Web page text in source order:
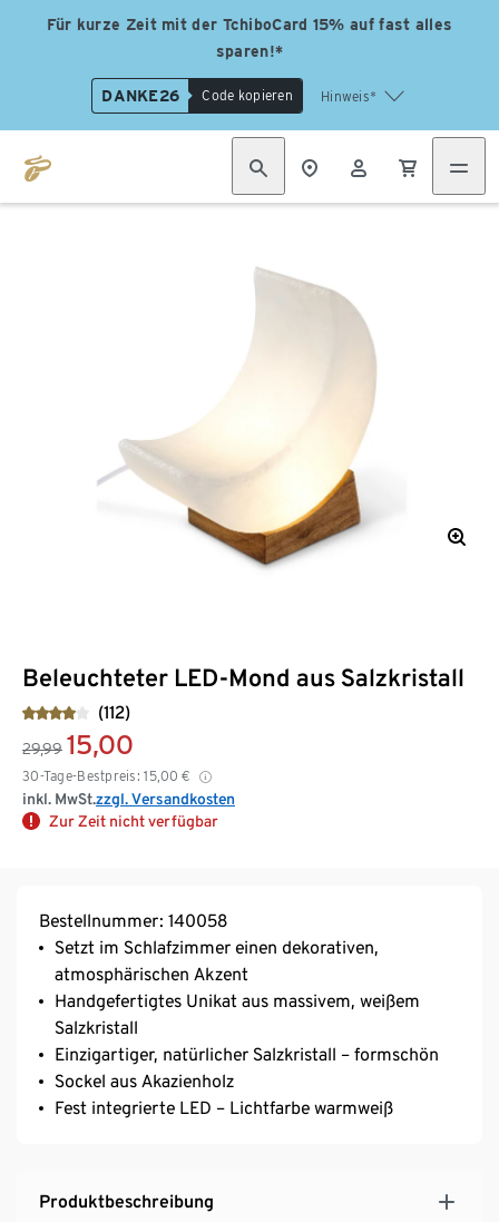
Für kurze Zeit mit der TchiboCard 15% auf fast alles
sparen!*
DANKE26 Code kopieren Hinweis*
Beleuchteter LED-Mond aus Salzkristall
(112)
29,99 15,00
30-Tage-Bestpreis: 15,00 €
inkl. MwSt.zzgl. Versandkosten
Zur Zeit nicht verfügbar
Bestellnummer: 140058
Setzt im Schlafzimmer einen dekorativen,
atmosphärischen Akzent
Handgefertigtes Unikat aus massivem, weißem
Salzkristall
Einzigartiger, natürlicher Salzkristall – formschön
Sockel aus Akazienholz
Fest integrierte LED – Lichtfarbe warmweiß
Produktbeschreibung